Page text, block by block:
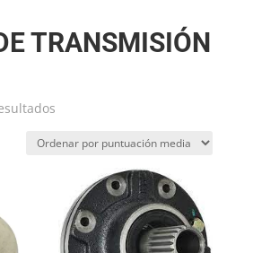
TRANSMISIÓN
Ordenado
puntuación